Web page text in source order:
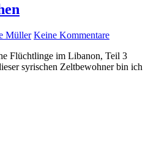
Müller Keine Kommentare
Flüchtlinge im Libanon, Teil 3
syrischen Zeltbewohner bin ich